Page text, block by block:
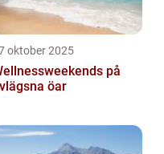
oktober 2025
på
öar